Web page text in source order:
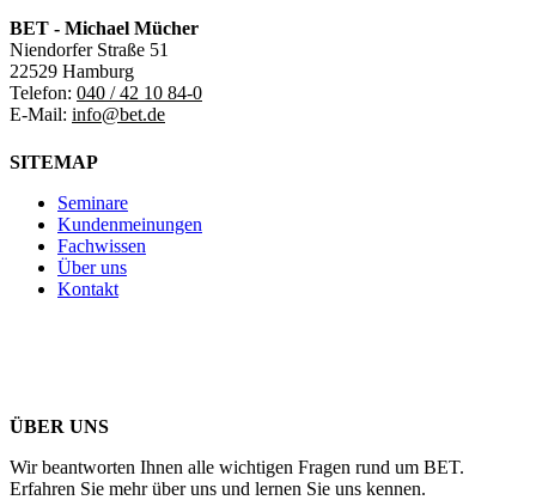
BET - Michael Mücher
Niendorfer Straße 51
22529 Hamburg
Telefon: 040 / 42 10 84-0
E-Mail: info@bet.de
SITEMAP
Seminare
Kundenmeinungen
Fachwissen
Über uns
Kontakt
ÜBER UNS
Wir beantworten Ihnen alle wichtigen Fragen rund um BET.
Erfahren Sie mehr über uns und lernen Sie uns kennen.